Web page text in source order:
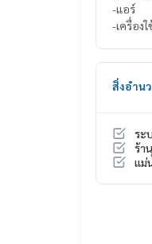
-แอร์
-เครื่อง
สิ่งอำน
ระ
ร้า
แม่